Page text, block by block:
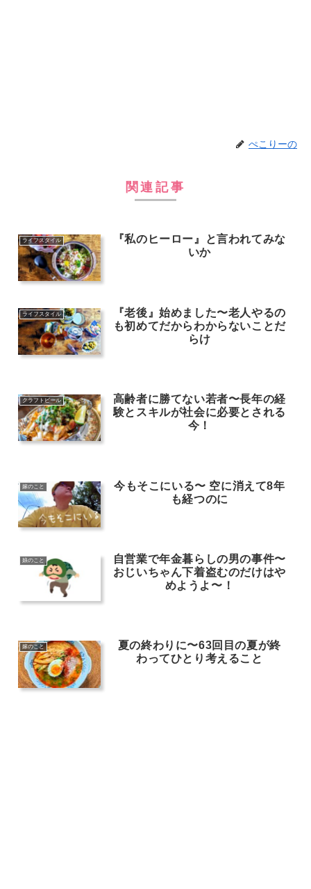
ぺこりーの
関連記事
ライフスタイル
『私のヒーロー』と言われてみな
いか
ライフスタイル
『老後』始めました〜老人やるの
も初めてだからわからないことだ
らけ
クラフトビール
高齢者に勝てない若者〜長年の経
験とスキルが社会に必要とされる
今！
嫁のこと
今もそこにいる〜 空に消えて8年
も経つのに
娘のこと
自営業で年金暮らしの男の事件〜
おじいちゃん下着盗むのだけはや
めようよ〜！
嫁のこと
夏の終わりに〜63回目の夏が終
わってひとり考えること